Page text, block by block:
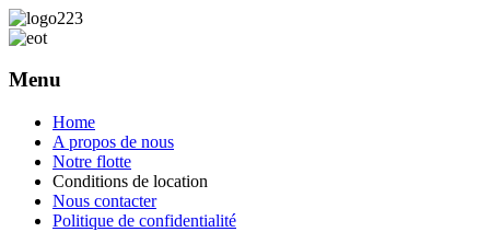
Menu
Home
A propos de nous
Notre flotte
Conditions de location
Nous contacter
Politique de confidentialité